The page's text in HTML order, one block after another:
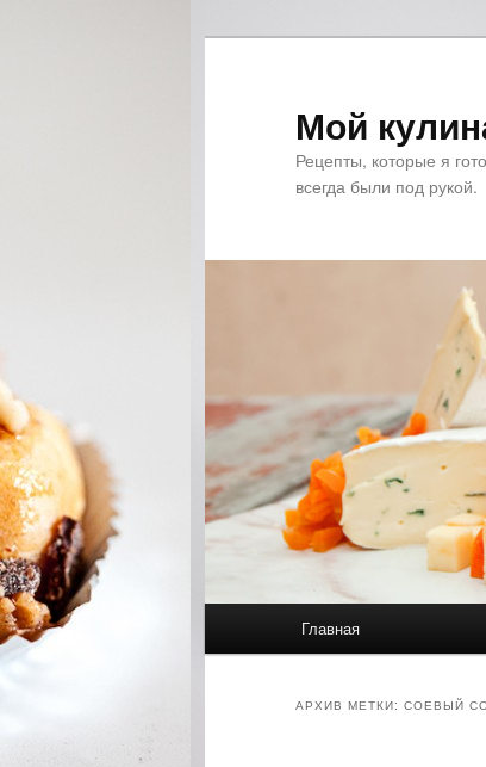
Мой
Рецепты, которые я
всегда были под рукой.
Перейти к
Перейти к
Главная
АРХИВ МЕТКИ: СОЕВЫЙ